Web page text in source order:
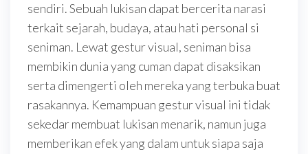
sendiri. Sebuah lukisan dapat bercerita narasi
terkait sejarah, budaya, atau hati personal si
seniman. Lewat gestur visual, seniman bisa
membikin dunia yang cuman dapat disaksikan
serta dimengerti oleh mereka yang terbuka buat
rasakannya. Kemampuan gestur visual ini tidak
sekedar membuat lukisan menarik, namun juga
memberikan efek yang dalam untuk siapa saja